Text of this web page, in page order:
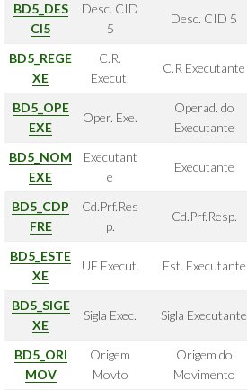
BD5_DES
CI5
Desc. CID
5
Desc. CID 5
BD5_REGE
XE
C.R.
Execut.
C.R Executante
BD5_OPE
EXE
Oper. Exe.
Operad. do
Executante
BD5_NOM
EXE
Executant
e
Executante
BD5_CDP
FRE
Cd.Prf.Res
p.
Cd.Prf.Resp.
BD5_ESTE
XE
UF Execut. Est. Executante
BD5_SIGE
XE
Sigla Exec. Sigla Executante
BD5_ORI
MOV
Origem
Movto
Origem do
Movimento